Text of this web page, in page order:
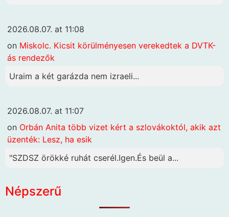
2026.08.07. at 11:08
on Miskolc. Kicsit körülményesen verekedtek a DVTK-
ás rendezők
Uraim a két garázda nem izraeli...
2026.08.07. at 11:07
on Orbán Anita több vizet kért a szlovákoktól, akik azt
üzenték: Lesz, ha esik
"SZDSZ örökké ruhát cserél.Igen.És beül a...
Népszerű